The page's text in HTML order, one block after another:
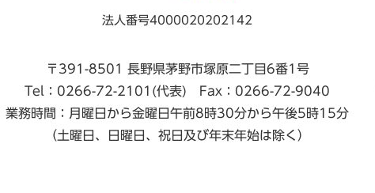
法人番号4000020202142
〒391-8501 長野県茅野市塚原二丁目6番1号
Tel：0266-72-2101(代表) Fax：0266-72-9040
業務時間：月曜日から金曜日午前8時30分から午後5時15分
（土曜日、日曜日、祝日及び年末年始は除く）